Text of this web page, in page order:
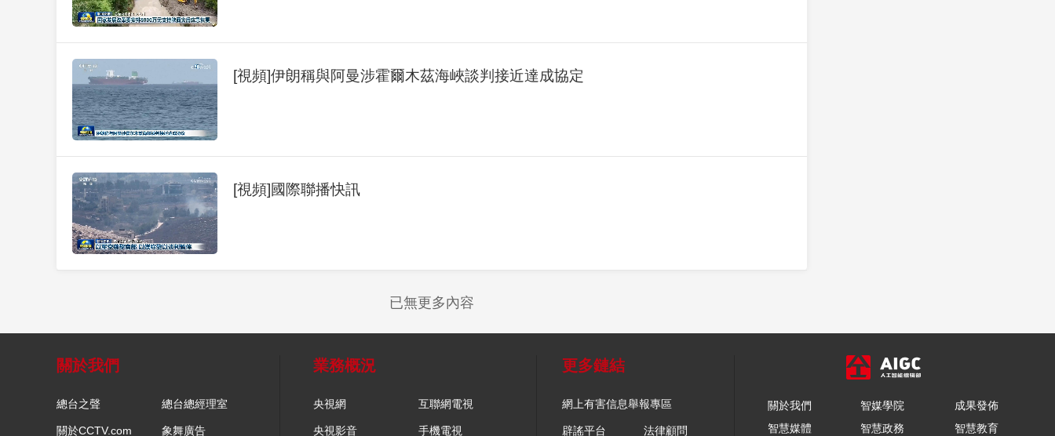
[視頻]伊朗稱與阿曼涉霍爾木茲海峽談判接近達成協定
[視頻]國際聯播快訊
已無更多內容
關於我們
總台之聲 總台總經理室
關於CCTV.com 象舞廣告
業務概況
央視網 互聯網電視
央視影音 手機電視
更多鏈結
網上有害信息舉報專區
辟謠平台 法律顧問
關於我們 智媒學院
成果發佈
智慧媒體
智慧政務 智慧教育